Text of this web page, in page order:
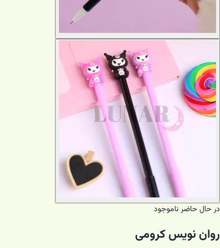
در حال حاضر ناموجود
روان نویس کرومی